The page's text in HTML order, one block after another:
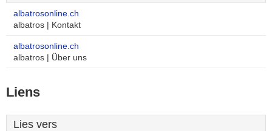
albatrosonline.ch
albatros | Kontakt
albatrosonline.ch
albatros | Über uns
Liens
Lies vers